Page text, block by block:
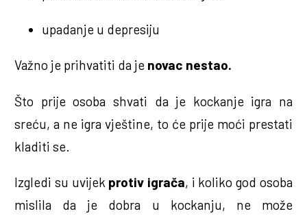
upadanje u depresiju
Važno je prihvatiti da je novac nestao.
Što prije osoba shvati da je kockanje igra na
sreću, a ne igra vještine, to će prije moći prestati
kladiti se.
Izgledi su uvijek protiv igrača, i koliko god osoba
mislila da je dobra u kockanju, ne može